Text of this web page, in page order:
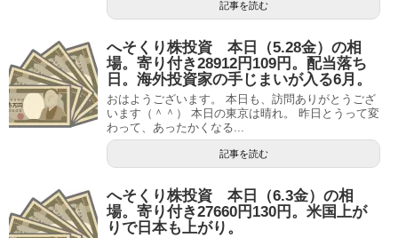
記事を読む
へそくり株投資 本日（5.28金）の相
場。寄り付き28912円109円。配当落ち
日。海外投資家の手じまいが入る6月。
おはようございます。 本日も、訪問ありがとうござ
います（＾＾） 本日の東京は晴れ。 昨日とうって変
わって、あったかくなる...
記事を読む
へそくり株投資 本日（6.3金）の相
場。寄り付き27660円130円。米国上が
りで日本も上がり。